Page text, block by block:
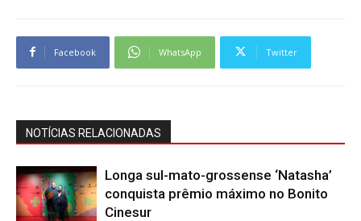
Facebook WhatsApp Twitter
NOTÍCIAS RELACIONADAS
Longa sul-mato-grossense ‘Natasha’
conquista prêmio máximo no Bonito
Cinesur